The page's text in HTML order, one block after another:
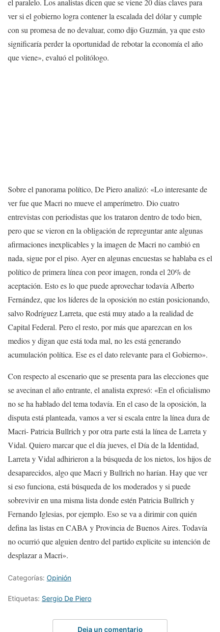
el paralelo. Los analistas dicen que se viene 20 días claves para
ver si el gobierno logra contener la escalada del dólar y cumple
con su promesa de no devaluar, como dijo Guzmán, ya que esto
significaría perder la oportunidad de rebotar la economía el año
que viene», evaluó el politólogo.
Sobre el panorama político, De Piero analizó: «Lo interesante de
ver fue que Macri no mueve el amperímetro. Dio cuatro
entrevistas con periodistas que los trataron dentro de todo bien,
pero que se vieron en la obligación de repreguntar ante algunas
afirmaciones inexplicables y la imagen de Macri no cambió en
nada, sigue por el piso. Ayer en algunas encuestas se hablaba es el
político de primera línea con peor imagen, ronda el 20% de
aceptación. Esto es lo que puede aprovechar todavía Alberto
Fernández, que los líderes de la oposición no están posicionando,
salvo Rodríguez Larreta, que está muy atado a la realidad de
Capital Federal. Pero el resto, por más que aparezcan en los
medios y digan que está toda mal, no les está generando
acumulación política. Ese es el dato relevante para el Gobierno».
Con respecto al escenario que se presenta para las elecciones que
se avecinan el año entrante, el analista expresó: «En el oficialismo
no se ha hablado del tema todavía. En el caso de la oposición, la
disputa está planteada, vamos a ver si escala entre la línea dura de
Macri- Patricia Bullrich y por otra parte está la línea de Larreta y
Vidal. Quiero marcar que el día jueves, el Día de la Identidad,
Larreta y Vidal adhirieron a la búsqueda de los nietos, los hijos de
desaparecidos, algo que Macri y Bullrich no harían. Hay que ver
si eso funciona, está búsqueda de los moderados y si puede
sobrevivir en una misma lista donde estén Patricia Bullrich y
Fernando Iglesias, por ejemplo. Eso se va a dirimir con quién
defina las listas en CABA y Provincia de Buenos Aires. Todavía
no ocurrió que alguien dentro del partido explicite su intención de
desplazar a Macri».
Categorías: Opinión
Etiquetas: Sergio De Piero
Deja un comentario